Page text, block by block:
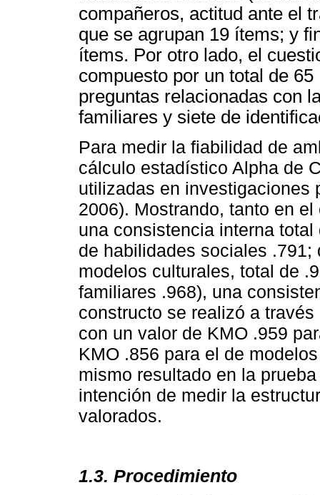
compañeros, actitud ante el
que se agrupan 19 ítems; y
ítems. Por otro lado, el
compuesto por un total de
preguntas relacionadas con
familiares y siete de
Para medir la fiabilidad de
cálculo estadístico Alpha de
utilizadas en investigaciones
2006). Mostrando, tanto en
una consistencia interna
de habilidades sociales
modelos culturales, total de
familiares .968), una
constructo se realizó a
con un valor de KMO .959
KMO .856 para el de
mismo resultado en la
intención de medir la
valorados.
1.3. Procedimiento